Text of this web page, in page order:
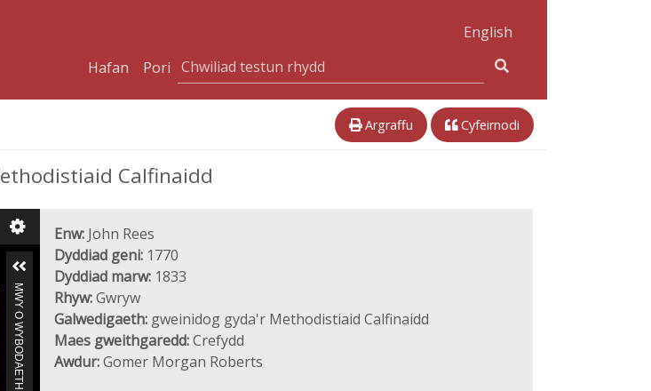
English
Hafan
Pori
Argraffu Cyfeirnodi
Calfinaidd
MWY O WYBODAETH
Enw: John Rees
Dyddiad geni: 1770
Dyddiad marw: 1833
Rhyw:Gwryw
Galwedigaeth: gweinidog gyda'r Methodistiaid Calfinaidd
Maes gweithgaredd:Crefydd
Awdur:Gomer Morgan Roberts